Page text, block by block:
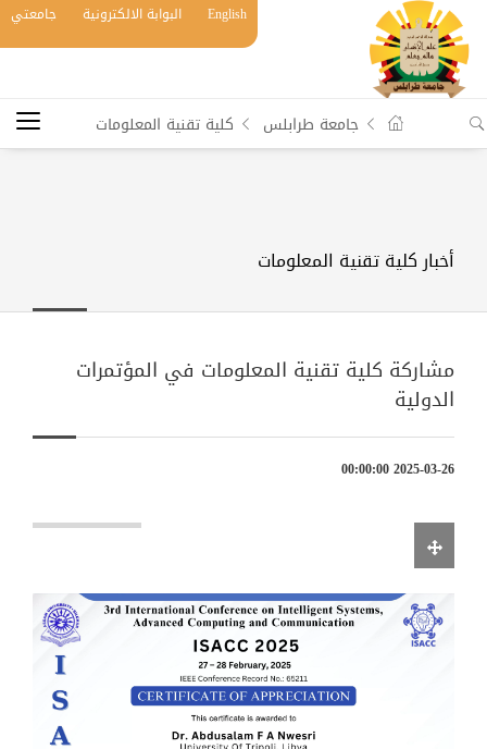
English البوابة الالكترونية جامعتي
جامعة طرابلس كلية تقنية المعلومات
أخبار كلية تقنية المعلومات
مشاركة كلية تقنية المعلومات في المؤتمرات
الدولية
2025-03-26 00:00:00